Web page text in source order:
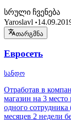
სრული ჩვენება
Yaroslavl •
თარგმნა
Евросеть
სანდო
Отработав в
магазин на 3
одного
месяцев 2 недели